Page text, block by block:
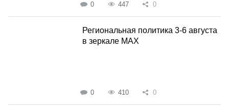
0 447 0
Региональная политика 3-6 августа
в зеркале MAX
0 410 0